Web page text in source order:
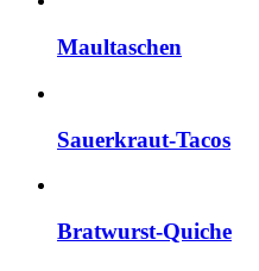
Maultaschen
Sauerkraut-Tacos
Bratwurst-Quiche